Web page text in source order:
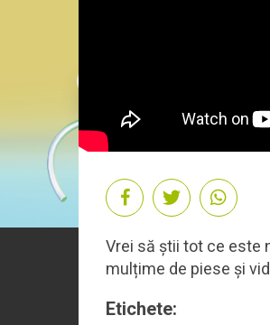
Vrei să știi tot ce este
mulțime de piese și
Etichete: